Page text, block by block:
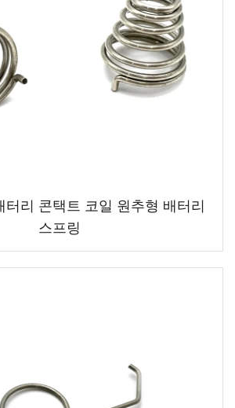
터리 콘택트 코일 원추형 배터리
스프링